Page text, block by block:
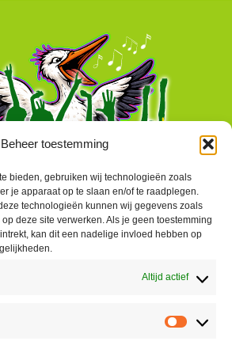
Beheer toestemming
bieden, gebruiken wij technologieën zoals
je apparaat op te slaan en/of te raadplegen.
technologieën kunnen wij gegevens zoals
deze site verwerken. Als je geen toestemming
kan dit een nadelige invloed hebben op
Altijd actief